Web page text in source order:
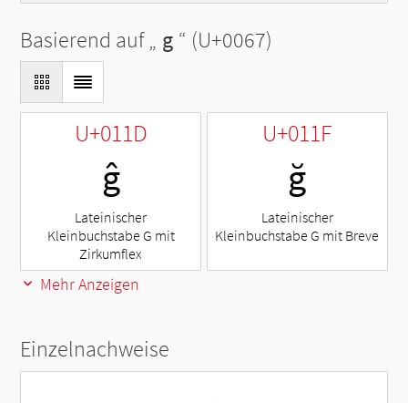
Basierend auf „ g “ (U+0067)
U+011D
ĝ
Lateinischer
Kleinbuchstabe G mit
Zirkumflex
U+011F
ğ
Lateinischer
Kleinbuchstabe G mit Breve
Mehr Anzeigen
Einzelnachweise